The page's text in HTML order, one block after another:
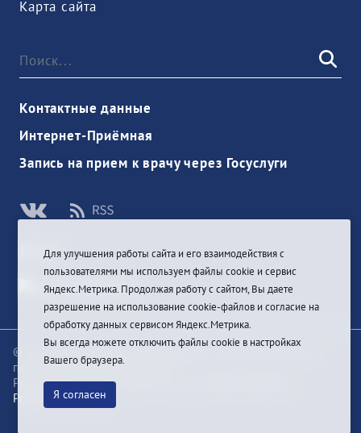
Карта сайта
Контактные данные
Интернет-Приёмная
Запись на прием к врачу через Госуслуги
Войти
© При цитировании информации с сайта ссылка на
первоисточник обязательна
Разработка и техподдержка сайта
Pragmatic Studio
Для улучшения работы сайта и его взаимодействия с
пользователями мы используем файлы cookie и сервис
Яндекс.Метрика. Продолжая работу с сайтом, Вы даете
разрешение на использование cookie-файлов и согласие на
обработку данных сервисом Яндекс.Метрика.
Вы всегда можете отключить файлы cookie в настройках
Вашего браузера.
Я согласен